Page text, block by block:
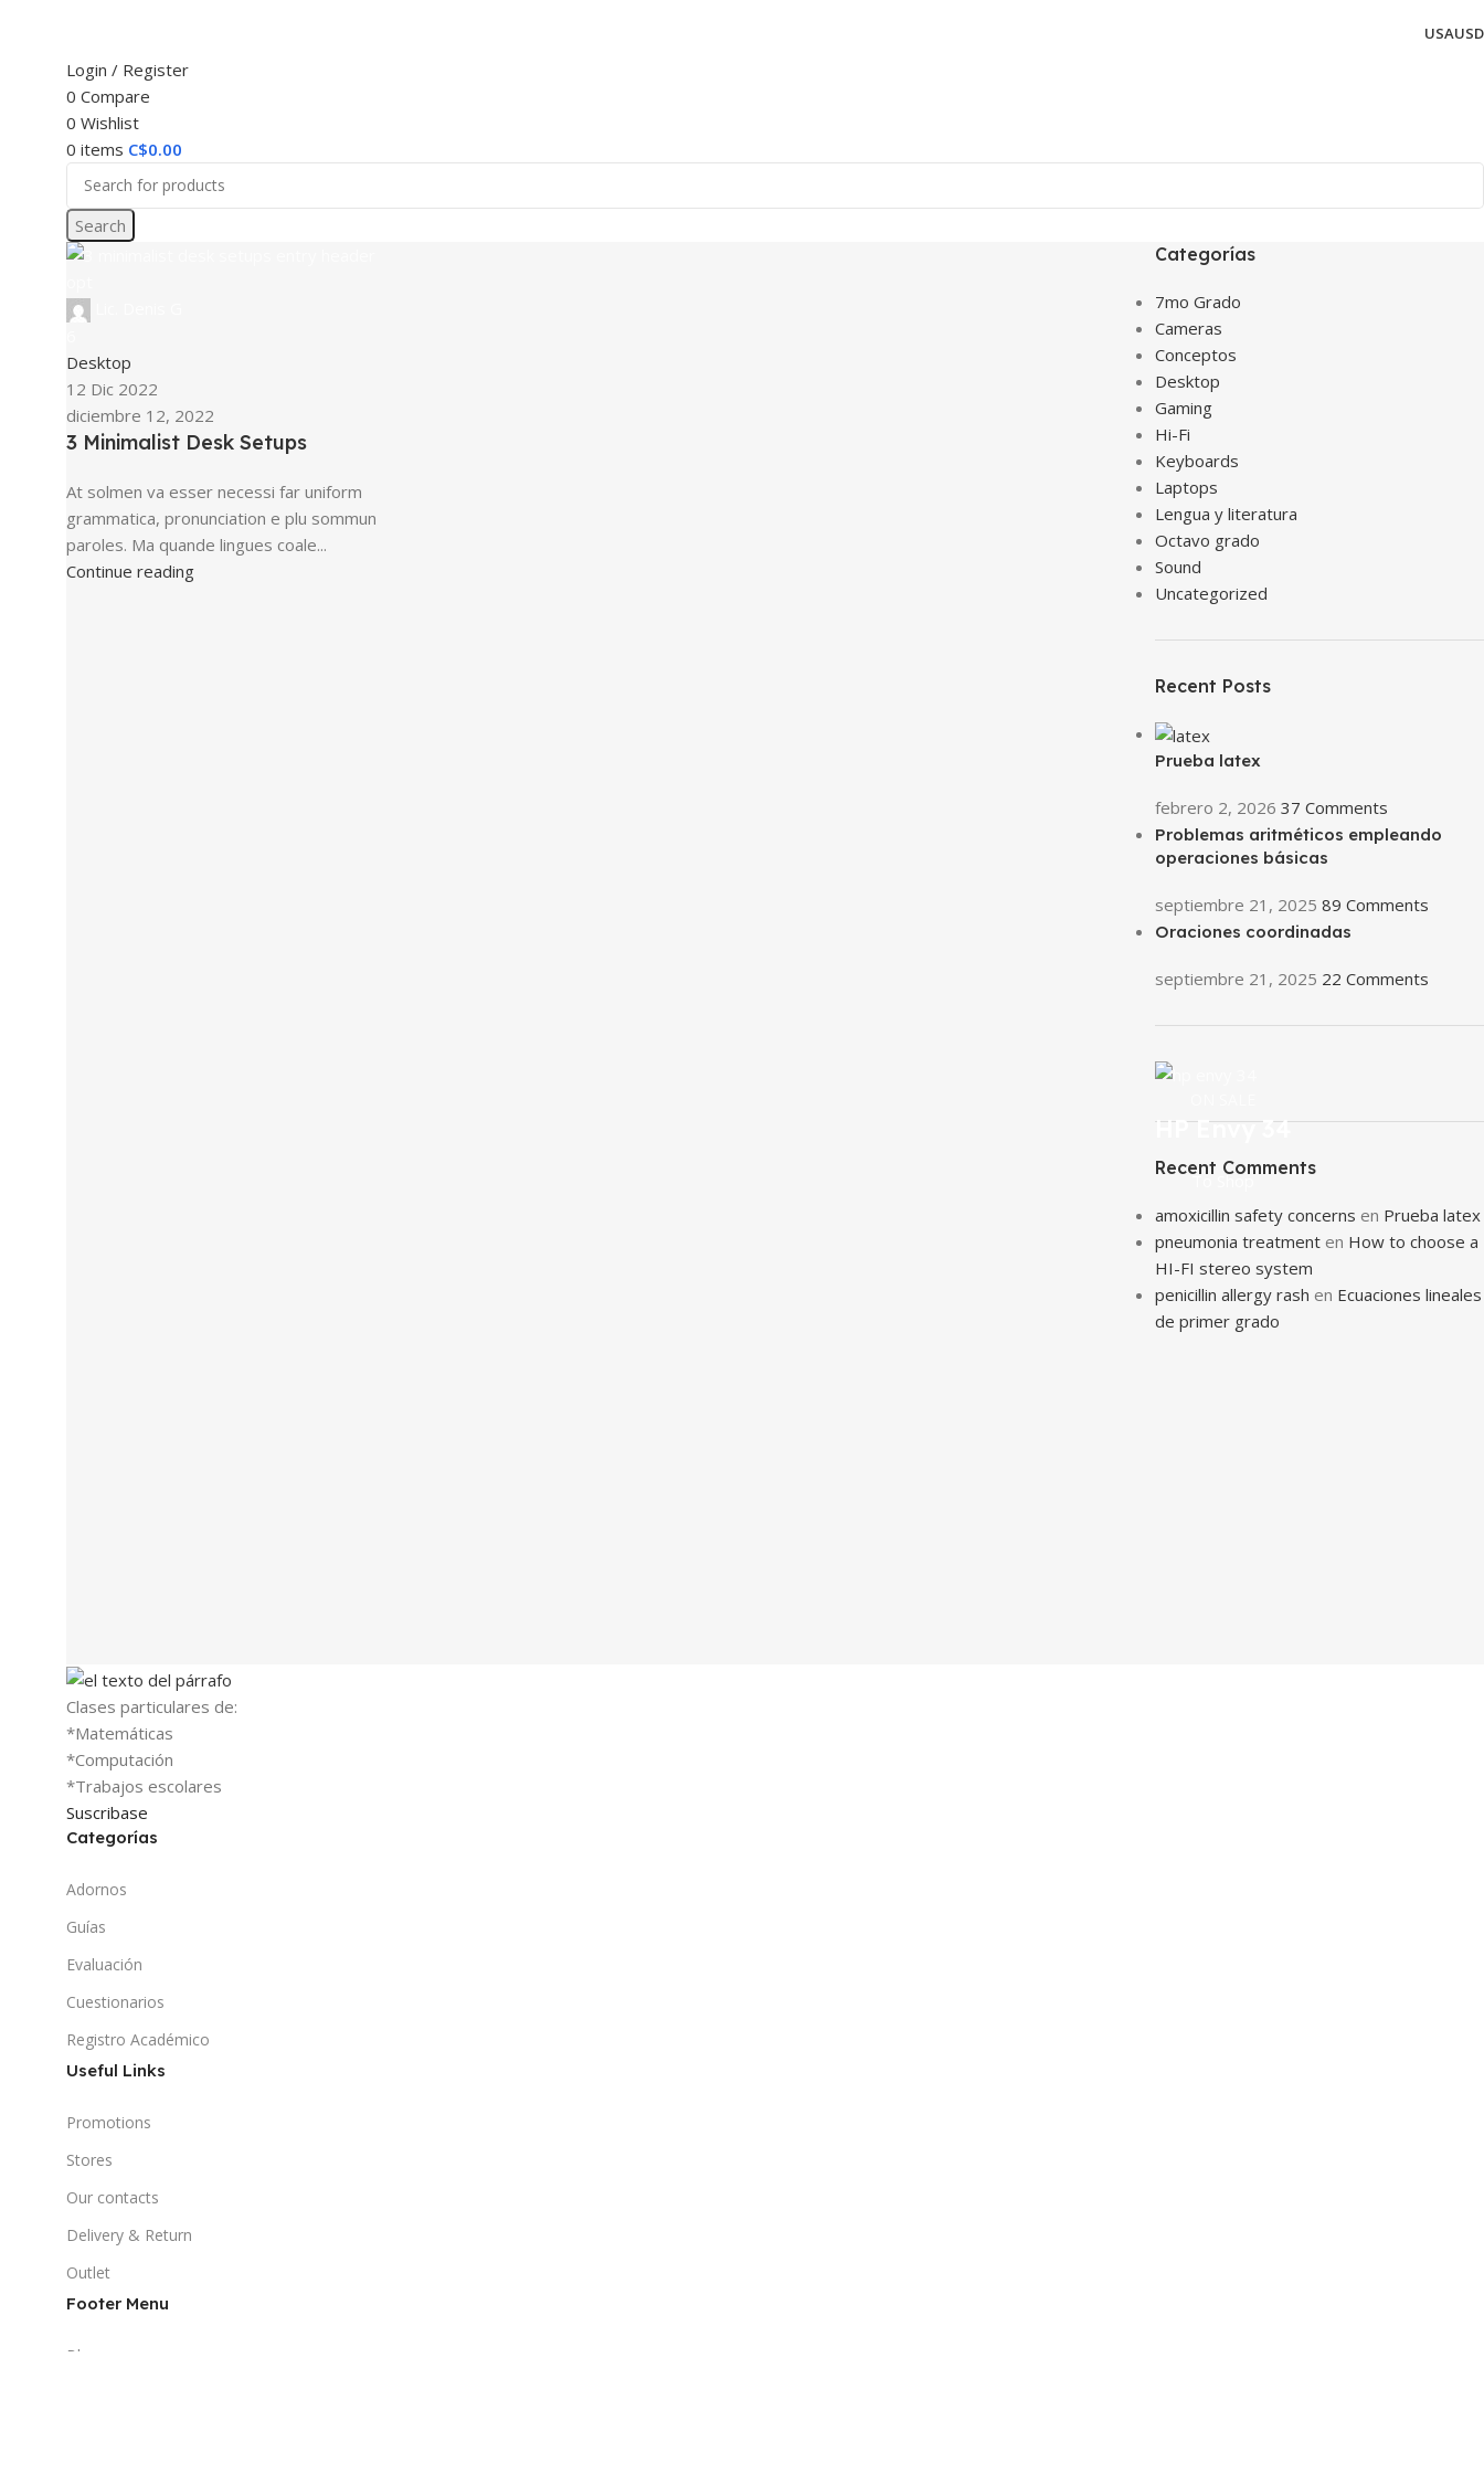
USAUSD
Login / Register
0 Compare
0 Wishlist
0 items C$0.00
Search
Desktop
12 Dic 2022
diciembre 12, 2022
3 Minimalist Desk Setups
At solmen va esser necessi far uniform
grammatica, pronunciation e plu sommun
paroles. Ma quande lingues coale...
Continue reading
Categorías
7mo Grado
Cameras
Conceptos
Desktop
Gaming
Hi-Fi
Keyboards
Laptops
Lengua y literatura
Octavo grado
Sound
Uncategorized
Recent Posts
Prueba latex
febrero 2, 2026 37 Comments
Problemas aritméticos empleando
operaciones básicas
septiembre 21, 2025 89 Comments
Oraciones coordinadas
septiembre 21, 2025 22 Comments
HP Envy 34
To Shop
Recent Comments
amoxicillin safety concerns en Prueba latex
pneumonia treatmenten How to choose a
HI-FI stereo system
penicillin allergy rash en Ecuaciones lineales
de primer grado
Clases particulares de:
*Matemáticas
*Computación
*Trabajos escolares
Suscribase
Categorías
Adornos
Guías
Evaluación
Cuestionarios
Registro Académico
Useful Links
Promotions
Stores
Our contacts
Delivery & Return
Outlet
Footer Menu
Blog